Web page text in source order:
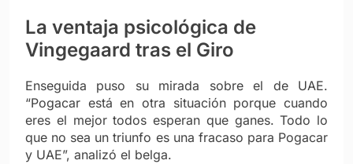
La ventaja psicológica de
Vingegaard tras el Giro
Enseguida puso su mirada sobre el de UAE.
“Pogacar está en otra situación porque cuando
eres el mejor todos esperan que ganes. Todo lo
que no sea un triunfo es una fracaso para Pogacar
y UAE”, analizó el belga.